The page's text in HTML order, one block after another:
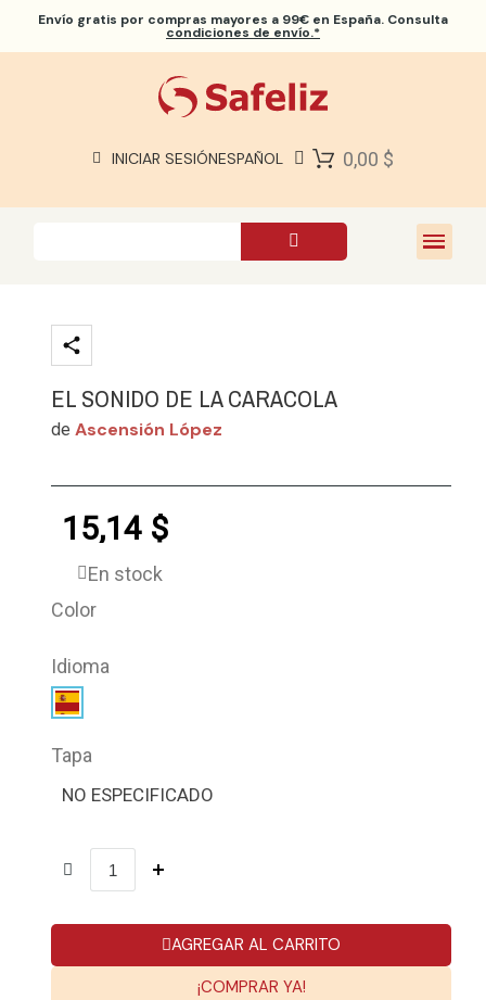
Envío gratis por compras mayores a 99€ en España. Consulta
condiciones de envío.*
INICIAR SESIÓNESPAÑOL 0,00 $
EL SONIDO DE LA CARACOLA
deAscensión López
15,14 $
En stock
Color
Idioma
Tapa
NO ESPECIFICADO
AGREGAR AL CARRITO
¡COMPRAR YA!